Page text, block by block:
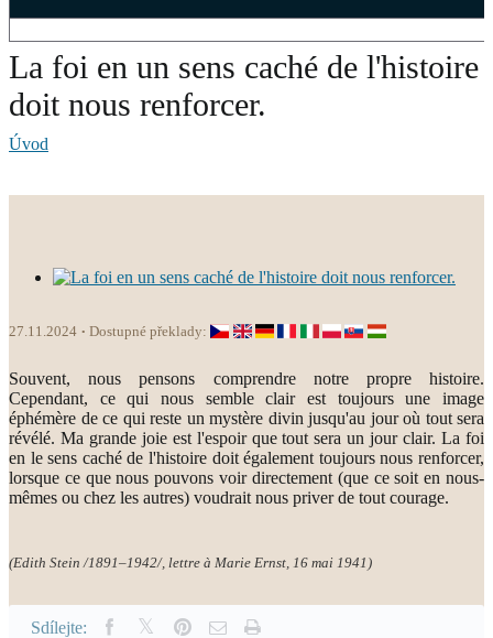
La foi en un sens caché de l'histoire
doit nous renforcer.
Úvod
27.11.2024 Dostupné překlady:
Souvent, nous pensons comprendre notre propre histoire.
Cependant, ce qui nous semble clair est toujours une image
éphémère de ce qui reste un mystère divin jusqu'au jour où tout sera
révélé. Ma grande joie est l'espoir que tout sera un jour clair. La foi
en le sens caché de l'histoire doit également toujours nous renforcer,
lorsque ce que nous pouvons voir directement (que ce soit en nous-
mêmes ou chez les autres) voudrait nous priver de tout courage.
(Edith Stein /1891–1942/, lettre à Marie Ernst, 16 mai 1941)
Sdílejte: